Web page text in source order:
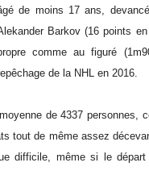
de moins 17 ans,
Barkov (16 points
comme au figuré
de la NHL en 2016.
de 4337 personnes,
tout de même assez
difficile, même si le